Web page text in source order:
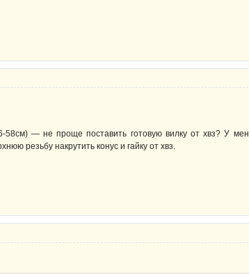
58см) — не проще поставить готовую вилку от хвз? У
резьбу накрутить конус и гайку от хвз.